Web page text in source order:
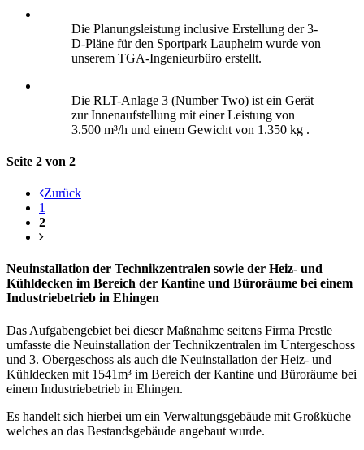
Die Planungsleistung inclusive Erstellung der 3-
D-Pläne für den Sportpark Laupheim wurde von
unserem TGA-Ingenieurbüro erstellt.
Die RLT-Anlage 3 (Number Two) ist ein Gerät
zur Innenaufstellung mit einer Leistung von
3.500 m³/h und einem Gewicht von 1.350 kg .
Seite 2 von 2
Zurück
1
2
Neuinstallation der Technikzentralen sowie der Heiz- und
Kühldecken im Bereich der Kantine und Büroräume bei einem
Industriebetrieb in Ehingen
Das Aufgabengebiet bei dieser Maßnahme seitens Firma Prestle
umfasste die Neuinstallation der Technikzentralen im Untergeschoss
und 3. Obergeschoss als auch die Neuinstallation der Heiz- und
Kühldecken mit 1541m³ im Bereich der Kantine und Büroräume bei
einem Industriebetrieb in Ehingen.
Es handelt sich hierbei um ein Verwaltungsgebäude mit Großküche
welches an das Bestandsgebäude angebaut wurde.